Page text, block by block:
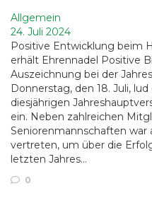
Allgemein
24. Juli 2024
Positive Entwicklung beim
erhält Ehrennadel Positive
Auszeichnung bei der
Donnerstag, den 18. Juli,
diesjährigen
ein. Neben zahlreichen
Seniorenmannschaften war
vertreten, um über die
letzten Jahres…
0